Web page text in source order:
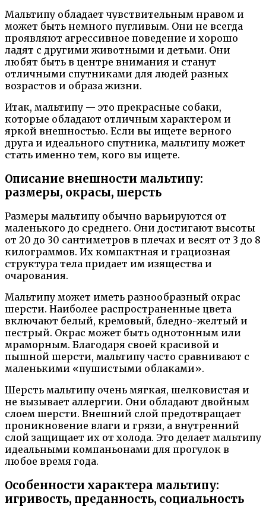
Мальтипу обладает чувствительным нравом и
может быть немного пугливым. Они не всегда
проявляют агрессивное поведение и хорошо
ладят с другими животными и детьми. Они
любят быть в центре внимания и станут
отличными спутниками для людей разных
возрастов и образа жизни.
Итак, мальтипу — это прекрасные собаки,
которые обладают отличным характером и
яркой внешностью. Если вы ищете верного
друга и идеального спутника, мальтипу может
стать именно тем, кого вы ищете.
Описание внешности мальтипу:
размеры, окрасы, шерсть
Размеры мальтипу обычно варьируются от
маленького до среднего. Они достигают высоты
от 20 до 30 сантиметров в плечах и весят от 3 до 8
килограммов. Их компактная и грациозная
структура тела придает им изящества и
очарования.
Мальтипу может иметь разнообразный окрас
шерсти. Наиболее распространенные цвета
включают белый, кремовый, бледно-желтый и
пестрый. Окрас может быть однотонным или
мраморным. Благодаря своей красивой и
пышной шерсти, мальтипу часто сравнивают с
маленькими «пушистыми облаками».
Шерсть мальтипу очень мягкая, шелковистая и
не вызывает аллергии. Они обладают двойным
слоем шерсти. Внешний слой предотвращает
проникновение влаги и грязи, а внутренний
слой защищает их от холода. Это делает мальтипу
идеальными компаньонами для прогулок в
любое время года.
Особенности характера мальтипу:
игривость, преданность, социальность